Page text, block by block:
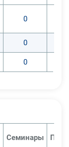
0
0
0
Семинары